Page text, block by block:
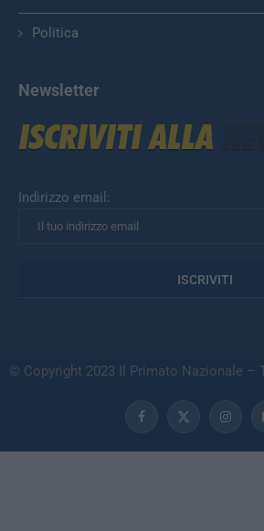
Politica
Newsletter
Indirizzo email:
© Copyright 2023 Il Primato Nazionale –